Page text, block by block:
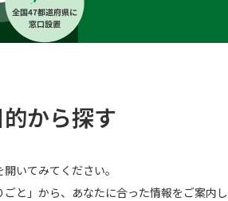
的から探す
開いてみてください。
ごと」から、あなたに合った情報をご案内し